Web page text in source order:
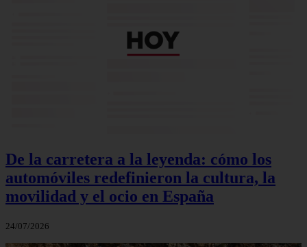
De la carretera a la leyenda: cómo los
automóviles redefinieron la cultura, la
movilidad y el ocio en España
24/07/2026